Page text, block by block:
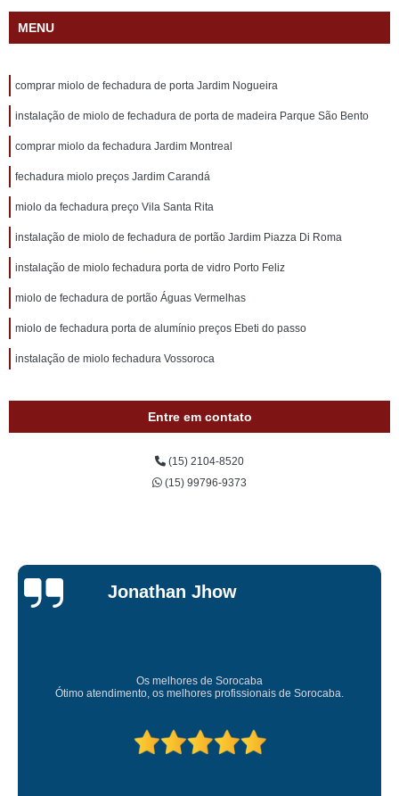
MENU
comprar miolo de fechadura de porta Jardim Nogueira
instalação de miolo de fechadura de porta de madeira Parque São Bento
comprar miolo da fechadura Jardim Montreal
fechadura miolo preços Jardim Carandá
miolo da fechadura preço Vila Santa Rita
instalação de miolo de fechadura de portão Jardim Piazza Di Roma
instalação de miolo fechadura porta de vidro Porto Feliz
miolo de fechadura de portão Águas Vermelhas
miolo de fechadura porta de alumínio preços Ebeti do passo
instalação de miolo fechadura Vossoroca
Entre em contato
(15) 2104-8520
(15) 99796-9373
Jessica
Carvalho
Super recomendo!
Amei o atendimento. Preco super bom. Superou minhas expectativas.
Deixou o meu bem super arrumadinhooo recomendo!